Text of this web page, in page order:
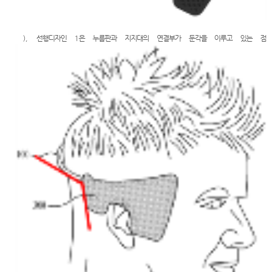
),선행디자인 1은 누름판과 지지대의 연결부가 둔각을 이루고 있는 점